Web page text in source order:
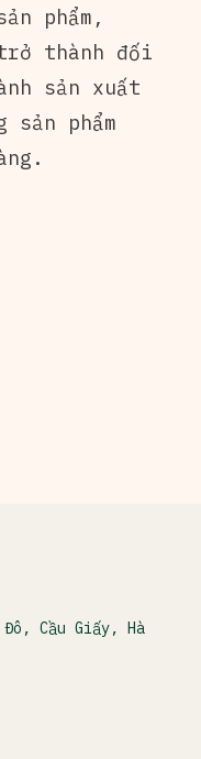
phẩm,
thành đối
sản xuất
sản phẩm
Cầu Giấy, Hà